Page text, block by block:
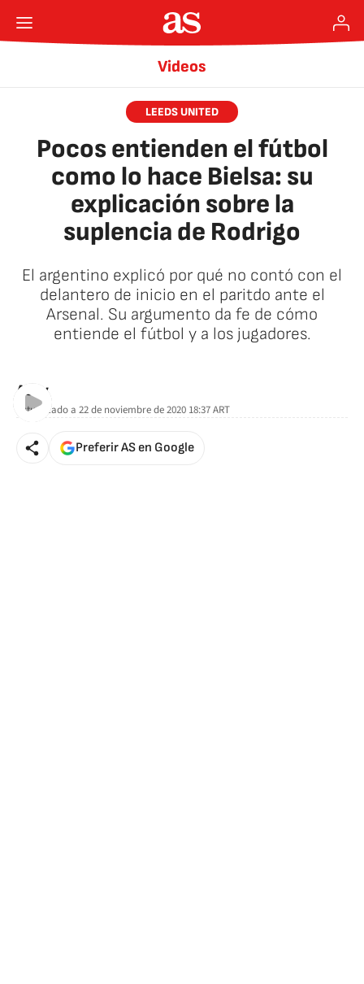
Videos
LEEDS UNITED
Pocos entienden el fútbol
como lo hace Bielsa: su
explicación sobre la
suplencia de Rodrigo
El argentino explicó por qué no contó con el
delantero de inicio en el paritdo ante el
Arsenal. Su argumento da fe de cómo
entiende el fútbol y a los jugadores.
AStv
Actualizado a 22 de noviembre de 2020 18:37ART
Preferir AS en Google